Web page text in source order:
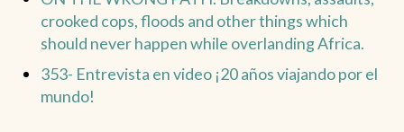
crooked cops, floods and other things which
should never happen while overlanding Africa.
353- Entrevista en video ¡20 años viajando por el
mundo!